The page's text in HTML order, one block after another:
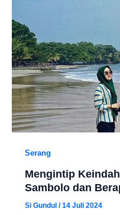
Serang
Mengintip
Sambolo dan
Si Gundul /14 Juli 2024